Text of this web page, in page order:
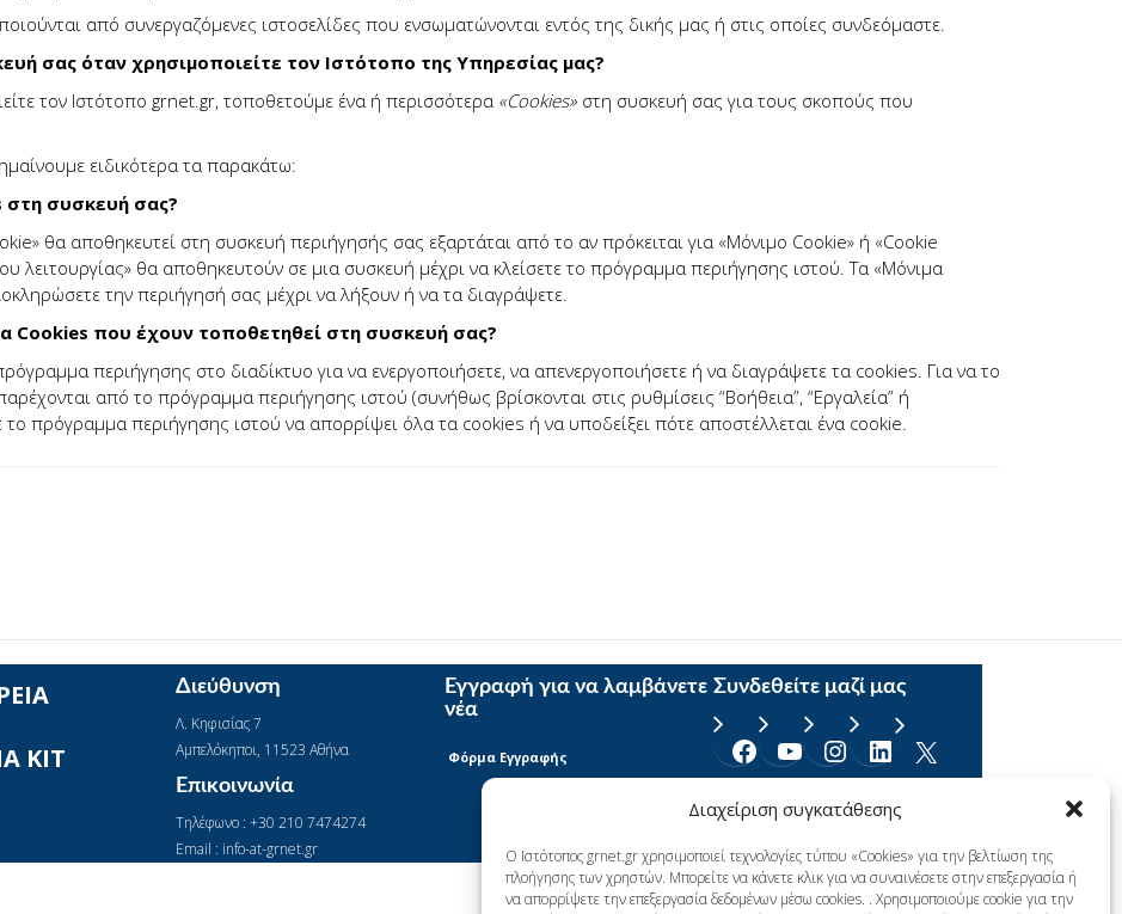
Διαχείριση συγκατάθεσης
Ο Ιστότοπος grnet.gr χρησιμοποιεί τεχνολογίες τύπου «Cookies» για την βελτίωση της
πλοήγησης των χρηστών. Μπορείτε να κάνετε κλικ για να συναινέσετε στην επεξεργασία ή
να απορρίψετε την επεξεργασία δεδομένων μέσω cookies. . Χρησιμοποιούμε cookie για την
από συνεργαζόμενες ιστοσελίδες που ενσωματώνονται εντός της δικής μας ή στις οποίες συνδεόμαστε.
σας όταν χρησιμοποιείτε τον Ιστότοπο της Υπηρεσίας μας?
τον Ιστότοπο grnet.gr, τοποθετούμε ένα ή περισσότερα «Cookies» στη συσκευή σας για τους σκοπούς που
ειδικότερα τα παρακάτω:
στη συσκευή σας?
θα αποθηκευτεί στη συσκευή περιήγησής σας εξαρτάται από το αν πρόκειται για «Μόνιμο Cookie» ή «Cookie
λειτουργίας» θα αποθηκευτούν σε μια συσκευή μέχρι να κλείσετε το πρόγραμμα περιήγησης ιστού. Τα «Μόνιμα
την περιήγησή σας μέχρι να λήξουν ή να τα διαγράψετε.
Cookies που έχουν τοποθετηθεί στη συσκευή σας?
περιήγησης στο διαδίκτυο για να ενεργοποιήσετε, να απενεργοποιήσετε ή να διαγράψετε τα cookies. Για να το
από το πρόγραμμα περιήγησης ιστού (συνήθως βρίσκονται στις ρυθμίσεις “Βοήθεια”, “Εργαλεία” ή
το πρόγραμμα περιήγησης ιστού να απορρίψει όλα τα cookies ή να υποδείξει πότε αποστέλλεται ένα cookie.
KIT
Διεύθυνση
Λ. Κηφισίας 7
Αμπελόκηποι, 11523 Αθήνα
Επικοινωνία
Τηλέφωνο : +30 210 7474274
Email : info-at-grnet.gr
Εγγραφή για να λαμβάνετε
νέα
Φόρμα Εγγραφής
Συνδεθείτε μαζί μας
Facebook YouTube Instagram Linkedin